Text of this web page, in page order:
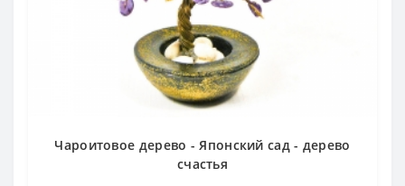
Чароитовое дерево - Японский сад - дерево
счастья